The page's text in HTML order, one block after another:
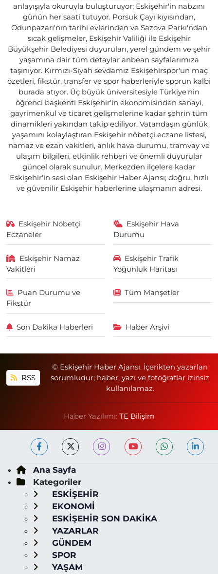
anlayışıyla okuruyla buluşturuyor; Eskişehir'in nabzını
günün her saati tutuyor. Porsuk Çayı kıyısından,
Odunpazarı'nın tarihi evlerinden ve Sazova Parkı'ndan
sıcak gelişmeler, Eskişehir Valiliği ile Eskişehir
Büyükşehir Belediyesi duyuruları, yerel gündem ve şehir
yaşamına dair tüm detaylar anbean sayfalarımıza
taşınıyor. Kırmızı-Siyah sevdamız Eskişehirspor'un maç
özetleri, fikstür, transfer ve spor haberleriyle sporun kalbi
burada atıyor. Üç büyük üniversitesiyle Türkiye'nin
öğrenci başkenti Eskişehir'in ekonomisinden sanayi,
gayrimenkul ve ticaret gelişmelerine kadar şehrin tüm
dinamikleri yakından takip ediliyor. Vatandaşın günlük
yaşamını kolaylaştıran Eskişehir nöbetçi eczane listesi,
namaz ve ezan vakitleri, anlık hava durumu, tramvay ve
ulaşım bilgileri, etkinlik rehberi ve önemli duyurular
güncel olarak sunulur. Merkezden ilçelere kadar
Eskişehir'in sesi olan Eskişehir Haber Ajansı; doğru, hızlı
ve güvenilir Eskişehir haberlerine ulaşmanın adresi.
Eskişehir Nöbetçi
Eczaneler
Eskişehir Hava
Durumu
Eskişehir Namaz
Vakitleri
Eskişehir Trafik
Yoğunluk Haritası
Puan Durumu ve
Fikstür
Tüm Manşetler
Son Dakika Haberleri Haber Arşivi
RSS
© Eskişehir Haber Ajansı. İçerikten yazarları
sorumludur; haber, yazı ve fotoğraflar izinsiz
kullanılamaz.
Haber Yazılımı: TE Bilişim
Ana Sayfa
Kategoriler
ESKİŞEHİR
EKONOMİ
ESKİŞEHİR SON DAKİKA
YAZARLAR
GÜNDEM
SPOR
YAŞAM